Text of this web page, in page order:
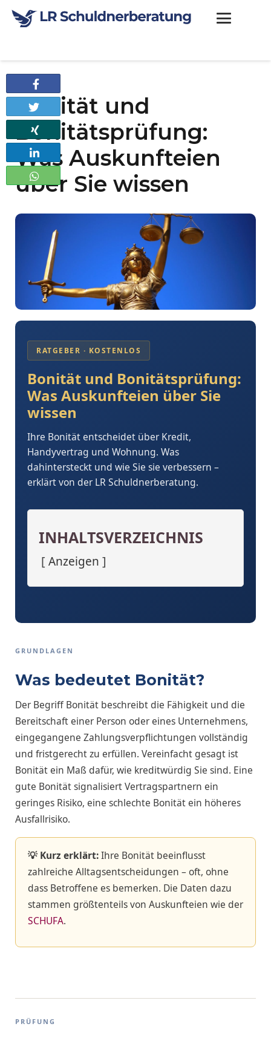
Bonität und
Bonitätsprüfung:
Was Auskunfteien
über Sie wissen
Twittern
Teilen
Teilen
RATGEBER · KOSTENLOS
Bonität und Bonitätsprüfung:
Was Auskunfteien über Sie
wissen
Ihre Bonität entscheidet über Kredit,
Handyvertrag und Wohnung. Was
dahintersteckt und wie Sie sie verbessern –
erklärt von der LR Schuldnerberatung.
INHALTSVERZEICHNIS
Anzeigen
GRUNDLAGEN
Was bedeutet Bonität?
Der Begriff Bonität beschreibt die Fähigkeit und die
Bereitschaft einer Person oder eines Unternehmens,
eingegangene Zahlungsverpflichtungen vollständig
und fristgerecht zu erfüllen. Vereinfacht gesagt ist
Bonität ein Maß dafür, wie kreditwürdig Sie sind. Eine
gute Bonität signalisiert Vertragspartnern ein
geringes Risiko, eine schlechte Bonität ein höheres
Ausfallrisiko.
💡 Kurz erklärt:Ihre Bonität beeinflusst
zahlreiche Alltagsentscheidungen – oft, ohne
dass Betroffene es bemerken. Die Daten dazu
stammen größtenteils von Auskunfteien wie der
SCHUFA.
PRÜFUNG